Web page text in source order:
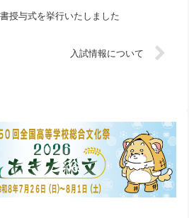
授与式を挙行いたしました
入試情報について